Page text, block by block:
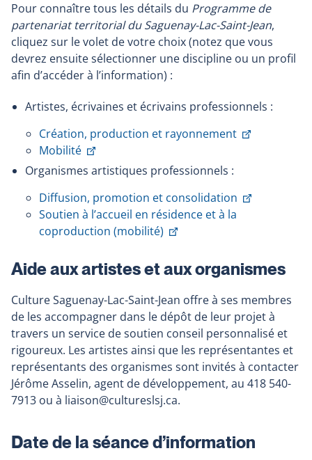
Pour connaître tous les détails du Programme de
partenariat territorial du Saguenay-Lac-Saint-Jean,
cliquez sur le volet de votre choix (notez que vous
devrez ensuite sélectionner une discipline ou un profil
afin d’accéder à l’information) :
Artistes, écrivaines et écrivains professionnels :
Création, production et rayonnement
This
in
Mobilité
This
link
open
in
a
window
Organismes artistiques professionnels :
Diffusion, promotion et consolidation
This
in
new
window
Soutien à l’accueil en résidence et à la
coproduction (mobilité)
This
will
in
a
new
window
Aide aux artistes et aux organismes
Culture Saguenay-Lac-Saint-Jean offre à ses membres
de les accompagner dans le dépôt de leur projet à
travers un service de soutien conseil personnalisé et
rigoureux. Les artistes ainsi que les représentantes et
représentants des organismes sont invités à contacter
Jérôme Asselin, agent de développement, au 418 540-
7913 ou à liaison@cultureslsj.ca.
Date de la séance d’information